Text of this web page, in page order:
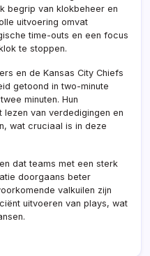
begrip van klokbeheer en
uitvoering omvat
time-outs en een focus
te stoppen.
en de Kansas City Chiefs
getoond in two-minute
minuten. Hun
van verdedigingen en
wat cruciaal is in deze
dat teams met een sterk
doorgaans beter
valkuilen zijn
uitvoeren van plays, wat